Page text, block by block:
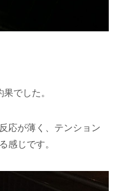
でした。
応が薄く、テンション
感じです。